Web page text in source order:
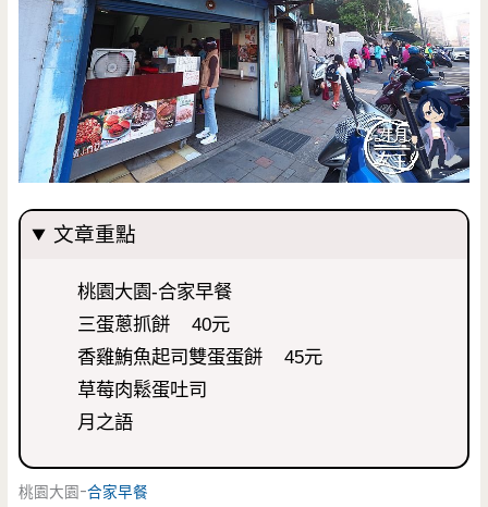
文章重點
桃園大園-合家早餐
三蛋蔥抓餅 40元
香雞鮪魚起司雙蛋蛋餅 45元
草莓肉鬆蛋吐司
月之語
桃園大園-合家早餐